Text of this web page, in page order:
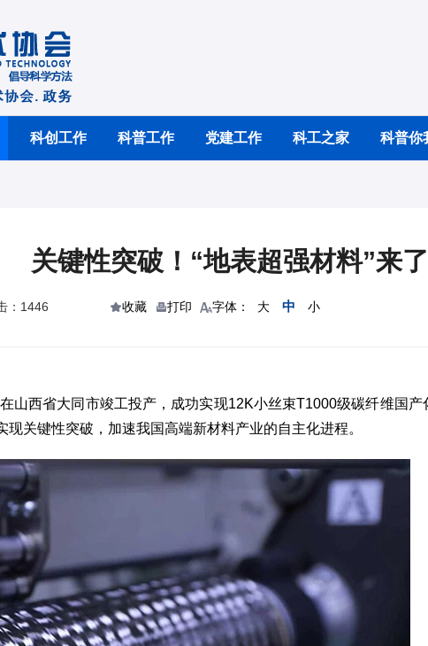
科创工作 科普工作 党建工作 科工之家 科普你
关键性突破！“地表超强材料”来了
：1446 收藏 打印 字体： 大 中 小
山西省大同市竣工投产，成功实现12K小丝束T1000级碳纤维国产
关键性突破，加速我国高端新材料产业的自主化进程。